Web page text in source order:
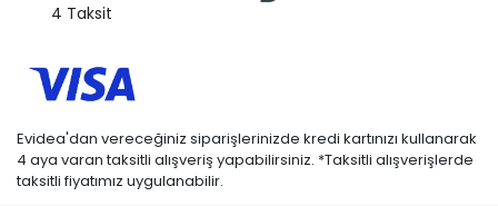
4 Taksit
Evidea'dan vereceğiniz siparişlerinizde kredi kartınızı kullanarak
4 aya varan taksitli alışveriş yapabilirsiniz. *Taksitli alışverişlerde
taksitli fiyatımız uygulanabilir.